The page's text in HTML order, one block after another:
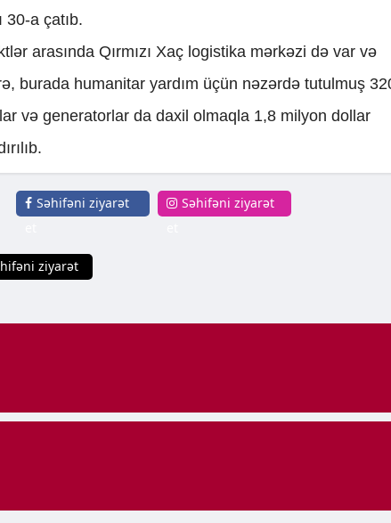
30-a çatıb.
arasında Qırmızı Xaç logistika mərkəzi də var və
burada humanitar yardım üçün nəzərdə tutulmuş
və generatorlar da daxil olmaqla 1,8 milyon dollar
Səhifəni ziyarət
Səhifəni ziyarət
ziyarət